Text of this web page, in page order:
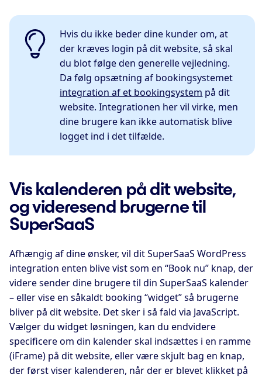
Hvis du ikke beder dine kunder om, at
der kræves login på dit website, så skal
du blot følge den generelle vejledning.
Da følg opsætning af bookingsystemet
integration af et bookingsystem på dit
website. Integrationen her vil virke, men
dine brugere kan ikke automatisk blive
logget ind i det tilfælde.
Vis kalenderen på dit website,
og videresend brugerne til
SuperSaaS
Afhængig af dine ønsker, vil dit SuperSaaS WordPress
integration enten blive vist som en “Book nu” knap, der
videre sender dine brugere til din SuperSaaS kalender
– eller vise en såkaldt booking “widget” så brugerne
bliver på dit website. Det sker i så fald via JavaScript.
Vælger du widget løsningen, kan du endvidere
specificere om din kalender skal indsættes i en ramme
(iFrame) på dit website, eller være skjult bag en knap,
der først viser kalenderen, når der er blevet klikket på